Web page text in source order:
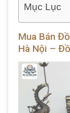
Mục Lục
Mua Bán
Hà Nội –